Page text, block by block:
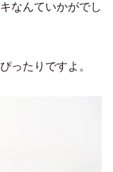
なんていかがでし
ったりですよ。